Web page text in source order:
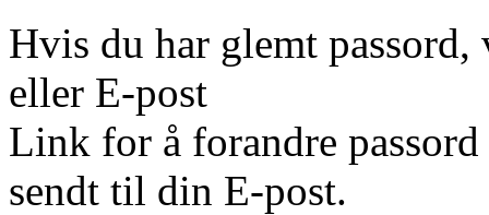
Hvis du har glemt
eller E-post
Link for å forandre
sendt til din E-post.